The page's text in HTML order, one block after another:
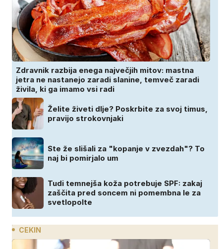
Zdravnik razbija enega največjih mitov: mastna
jetra ne nastanejo zaradi slanine, temveč zaradi
živila, ki ga imamo vsi radi
Želite živeti dlje? Poskrbite za svoj timus,
pravijo strokovnjaki
Ste že slišali za "kopanje v zvezdah"? To
naj bi pomirjalo um
Tudi temnejša koža potrebuje SPF: zakaj
zaščita pred soncem ni pomembna le za
svetlopolte
CEKIN